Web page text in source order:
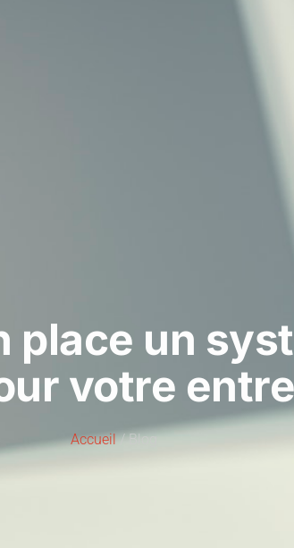
place un
votre
Accueil/ Blog